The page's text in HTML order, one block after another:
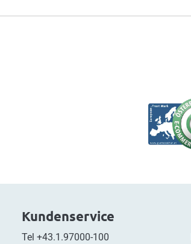
Kundenservice
Tel +43.1.97000-100